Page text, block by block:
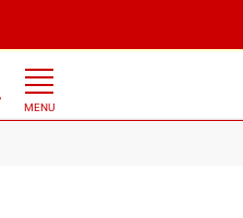
MENU
à la rue : la France